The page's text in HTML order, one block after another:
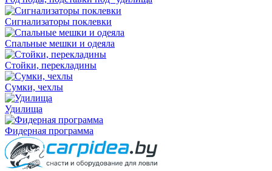
Сигнализаторы поклевки
Спальные мешки и одеяла
Стойки, перекладины
Сумки, чехлы
Удилища
Фидерная программа